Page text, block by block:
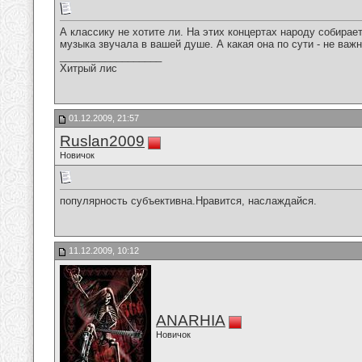
А классику не хотите ли. На этих концертах народу
музыка звучала в вашей душе. А какая она по сути - не
Хитрый лис
01.12.2009, 21:57
Ruslan2009
Новичок
популярность субъективна.Нравится, наслаждайся.
11.12.2009, 10:12
ANARHIA
Новичок